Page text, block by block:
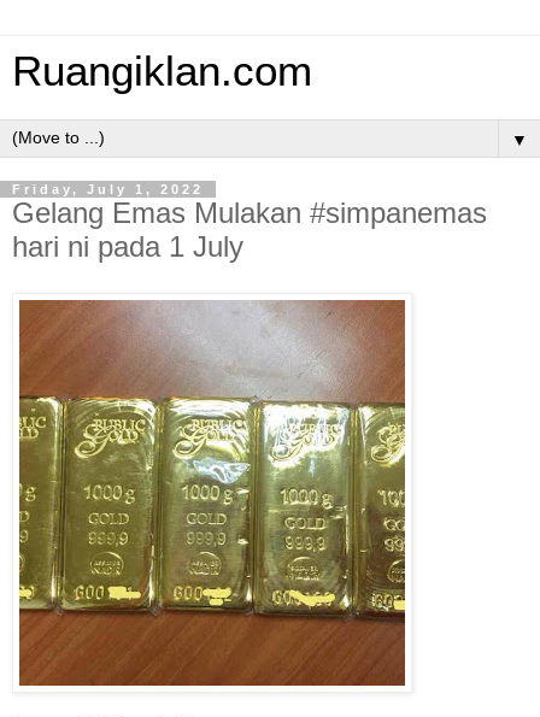
Ruangiklan.com
▼
Friday, July 1, 2022
Gelang Emas Mulakan #simpanemas
hari ni pada 1 July